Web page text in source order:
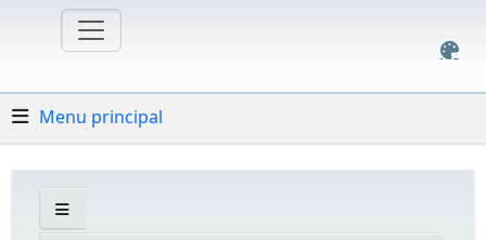
Menu principal